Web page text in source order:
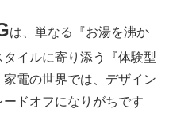
は、単なる『お湯を沸か
イルに寄り添う『体験型
電の世界では、デザイン
ドオフになりがちです